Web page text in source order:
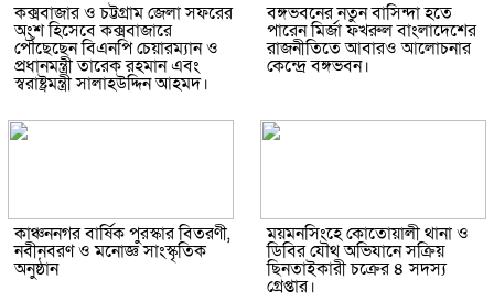
কক্সবাজার ও চট্টগ্রাম জেলা সফরের
অংশ হিসেবে কক্সবাজারে
পৌঁছেছেন বিএনপি চেয়ারম্যান ও
প্রধানমন্ত্রী তারেক রহমান এবং
স্বরাষ্ট্রমন্ত্রী সালাহউদ্দিন আহমদ।
বঙ্গভবনের নতুন বাসিন্দা হতে
পারেন মির্জা ফখরুল বাংলাদেশের
রাজনীতিতে আবারও আলোচনার
কেন্দ্রে বঙ্গভবন।
কাঞ্চননগর বার্ষিক পুরস্কার বিতরণী,
নবীনবরণ ও মনোজ্ঞ সাংস্কৃতিক
অনুষ্ঠান
ময়মনসিংহে কোতোয়ালী থানা ও
ডিবির যৌথ অভিযানে সক্রিয়
ছিনতাইকারী চক্রের ৪ সদস্য
গ্রেপ্তার।